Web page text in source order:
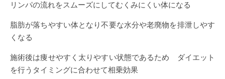
リンパの流れをスムーズにしてむくみにくい体になる
脂肪が落ちやすい体となり不要な水分や老廃物を排泄しやす
くなる
施術後は痩せやすく太りやすい状態であるため ダイエット
を行うタイミングに合わせて相乗効果